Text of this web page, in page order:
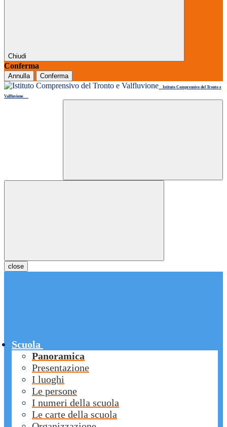
Chiudi
Conferma
Annulla Conferma
Istituto Comprensivo del Tronto e
Valfluvione
close
Scuola
Panoramica
Presentazione
I luoghi
Le persone
I numeri della scuola
Le carte della scuola